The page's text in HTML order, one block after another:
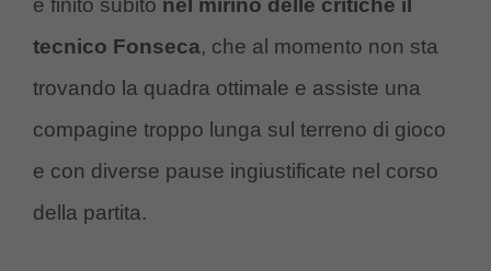
è finito subito nel mirino delle critiche il
tecnico Fonseca, che al momento non sta
trovando la quadra ottimale e assiste una
compagine troppo lunga sul terreno di gioco
e con diverse pause ingiustificate nel corso
della partita.